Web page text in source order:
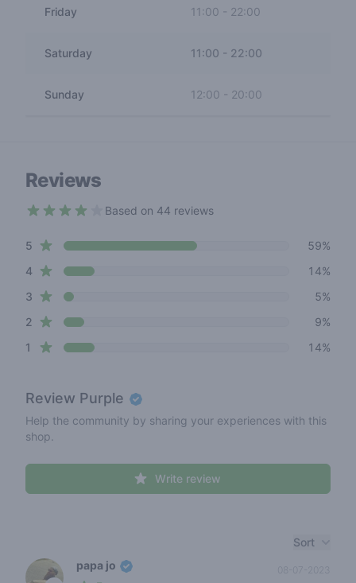
Friday 11:00 - 22:00
Saturday 11:00 - 22:00
Sunday 12:00 - 20:00
Reviews
Based on 44 reviews
Review data
5 star reviews
59%
4star reviews
14%
3 star reviews
5%
2 star reviews
9%
1 star reviews 14%
Review Purple
Help the community by sharing your experiences with this
shop.
Write review
Sort
papa jo 08-07-2023